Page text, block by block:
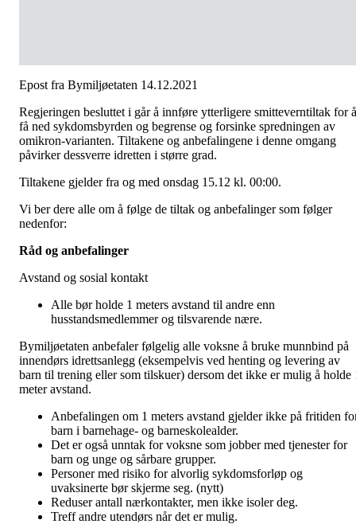
Epost fra Bymiljøetaten 14.12.2021
Regjeringen besluttet i går å innføre ytterligere smitteverntiltak for å
få ned sykdomsbyrden og begrense og forsinke spredningen av
omikron-varianten. Tiltakene og anbefalingene i denne omgang
påvirker dessverre idretten i større grad.
Tiltakene gjelder fra og med onsdag 15.12 kl. 00:00.
Vi ber dere alle om å følge de tiltak og anbefalinger som følger
nedenfor:
Råd og anbefalinger
Avstand og sosial kontakt
Alle bør holde 1 meters avstand til andre enn
husstandsmedlemmer og tilsvarende nære.
Bymiljøetaten anbefaler følgelig alle voksne å bruke munnbind på
innendørs idrettsanlegg (eksempelvis ved henting og levering av
barn til trening eller som tilskuer) dersom det ikke er mulig å holde
meter avstand.
Anbefalingen om 1 meters avstand gjelder ikke på fritiden
barn i barnehage- og barneskolealder.
Det er også unntak for voksne som jobber med tjenester for
barn og unge og sårbare grupper.
Personer med risiko for alvorlig sykdomsforløp og
uvaksinerte bør skjerme seg. (nytt)
Reduser antall nærkontakter, men ikke isoler deg.
Treff andre utendørs når det er mulig.